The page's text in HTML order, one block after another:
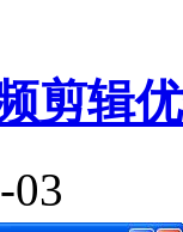
剪辑
03